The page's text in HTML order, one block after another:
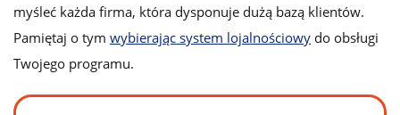
myśleć każda firma, która dysponuje dużą bazą klientów.
Pamiętaj o tym wybierając system lojalnościowy do obsługi
Twojego programu.